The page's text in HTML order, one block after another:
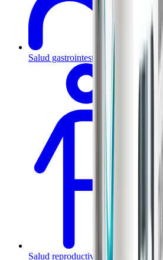
Salud gastrointestinal y metabólica
Salud reproductiva y hormonal